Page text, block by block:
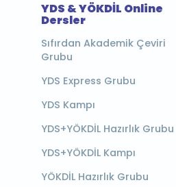
YDS & YÖKDİL Online
Dersler
Sıfırdan Akademik Çeviri
Grubu
YDS Express Grubu
YDS Kampı
YDS+YÖKDİL Hazırlık Grubu
YDS+YÖKDİL Kampı
YÖKDİL Hazırlık Grubu